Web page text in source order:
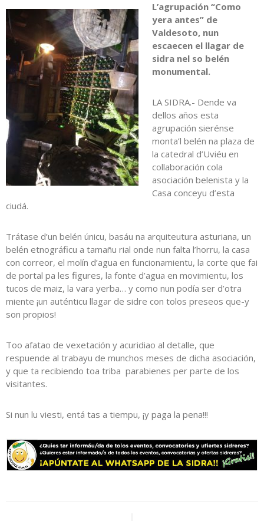
L’agrupación “Como
yera antes” de
Valdesoto, nun
escaecen el llagar de
sidra nel so belén
monumental.
LA SIDRA.- Dende va
dellos años esta
agrupación sierénse
monta’l belén na plaza de
la catedral d’Uviéu en
collaboración cola
asociación belenista y la
Casa conceyu d’esta
ciudá.
Trátase d’un belén únicu, basáu na arquiteutura asturiana, un
belén etnográficu a tamañu rial onde nun falta l’horru, la casa
con correor, el molín d’agua en funcionamientu, la corte que fai
de portal pa les figures, la fonte d’agua en movimientu, los
tucos de maiz, la vara yerba… y como nun podía ser d’otra
miente ¡un auténticu llagar de sidre con tolos preseos que-y
son propios!
Too afatao de vexetación y acuridiao al detalle, que
respuende al trabayu de munchos meses de dicha asociación,
y que ta recibiendo toa triba parabienes per parte de los
visitantes.
Si nun lu viesti, entá tas a tiempu, ¡y paga la pena!!!